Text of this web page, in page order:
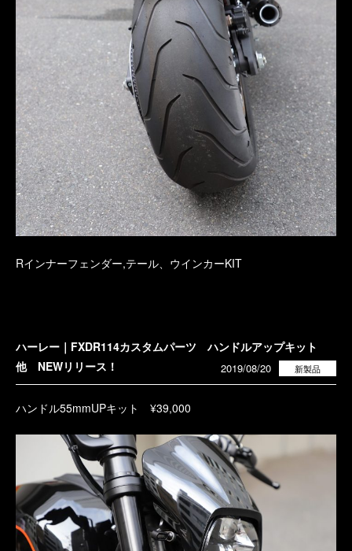
Rインナーフェンダー,テール、ウインカーKIT
ハーレー｜FXDR114カスタムパーツ ハンドルアップキット
他 NEWリリース！
新製品
2019/08/20
ハンドル55mmUPキット ¥39,000